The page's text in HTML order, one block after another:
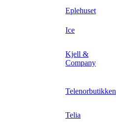
Eplehuset
Ice
Kjell &
Company
Telenorbutikken
Telia